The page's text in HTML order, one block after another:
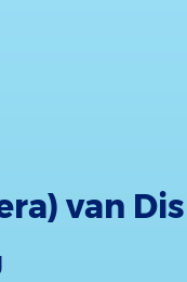
van Dis